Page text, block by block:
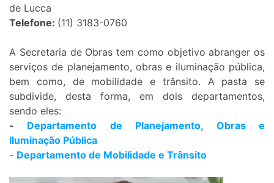
de Lucca
Telefone: (11) 3183-0760
A Secretaria de Obras tem como objetivo abranger os
serviços de planejamento, obras e iluminação pública,
bem como, de mobilidade e trânsito. A pasta se
subdivide, desta forma, em dois departamentos,
sendo eles:
- Departamento de Planejamento, Obras e
Iluminação Pública
- Departamento de Mobilidade e Trânsito